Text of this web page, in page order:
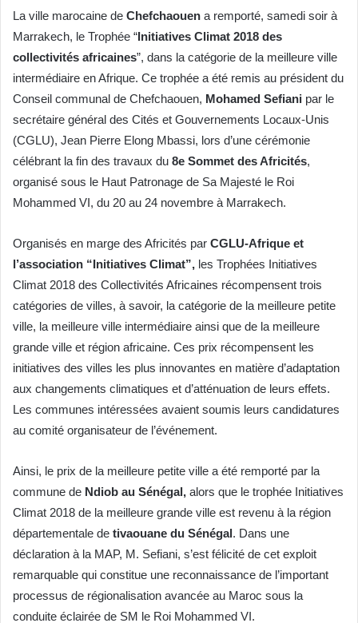
La ville marocaine de Chefchaouen a remporté, samedi soir à
Marrakech, le Trophée “Initiatives Climat 2018 des
collectivités africaines”, dans la catégorie de la meilleure ville
intermédiaire en Afrique. Ce trophée a été remis au président du
Conseil communal de Chefchaouen, Mohamed Sefiani par le
secrétaire général des Cités et Gouvernements Locaux-Unis
(CGLU), Jean Pierre Elong Mbassi, lors d’une cérémonie
célébrant la fin des travaux du 8e Sommet des Africités,
organisé sous le Haut Patronage de Sa Majesté le Roi
Mohammed VI, du 20 au 24 novembre à Marrakech.
Organisés en marge des Africités par CGLU-Afrique et
l’association “Initiatives Climat”, les Trophées Initiatives
Climat 2018 des Collectivités Africaines récompensent trois
catégories de villes, à savoir, la catégorie de la meilleure petite
ville, la meilleure ville intermédiaire ainsi que de la meilleure
grande ville et région africaine. Ces prix récompensent les
initiatives des villes les plus innovantes en matière d’adaptation
aux changements climatiques et d’atténuation de leurs effets.
Les communes intéressées avaient soumis leurs candidatures
au comité organisateur de l’événement.
Ainsi, le prix de la meilleure petite ville a été remporté par la
commune de Ndiob au Sénégal, alors que le trophée Initiatives
Climat 2018 de la meilleure grande ville est revenu à la région
départementale de tivaouane du Sénégal. Dans une
déclaration à la MAP, M. Sefiani, s’est félicité de cet exploit
remarquable qui constitue une reconnaissance de l’important
processus de régionalisation avancée au Maroc sous la
conduite éclairée de SM le Roi Mohammed VI.